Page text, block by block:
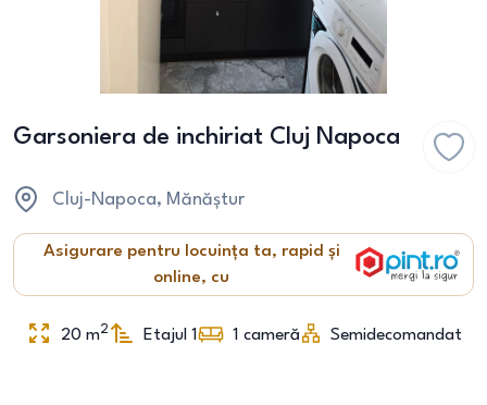
Garsoniera de inchiriat Cluj Napoca
Cluj-Napoca, Mănăștur
Asigurare pentru locuința ta, rapid și
online, cu
20 m2 Etajul 1 1 cameră Semidecomandat